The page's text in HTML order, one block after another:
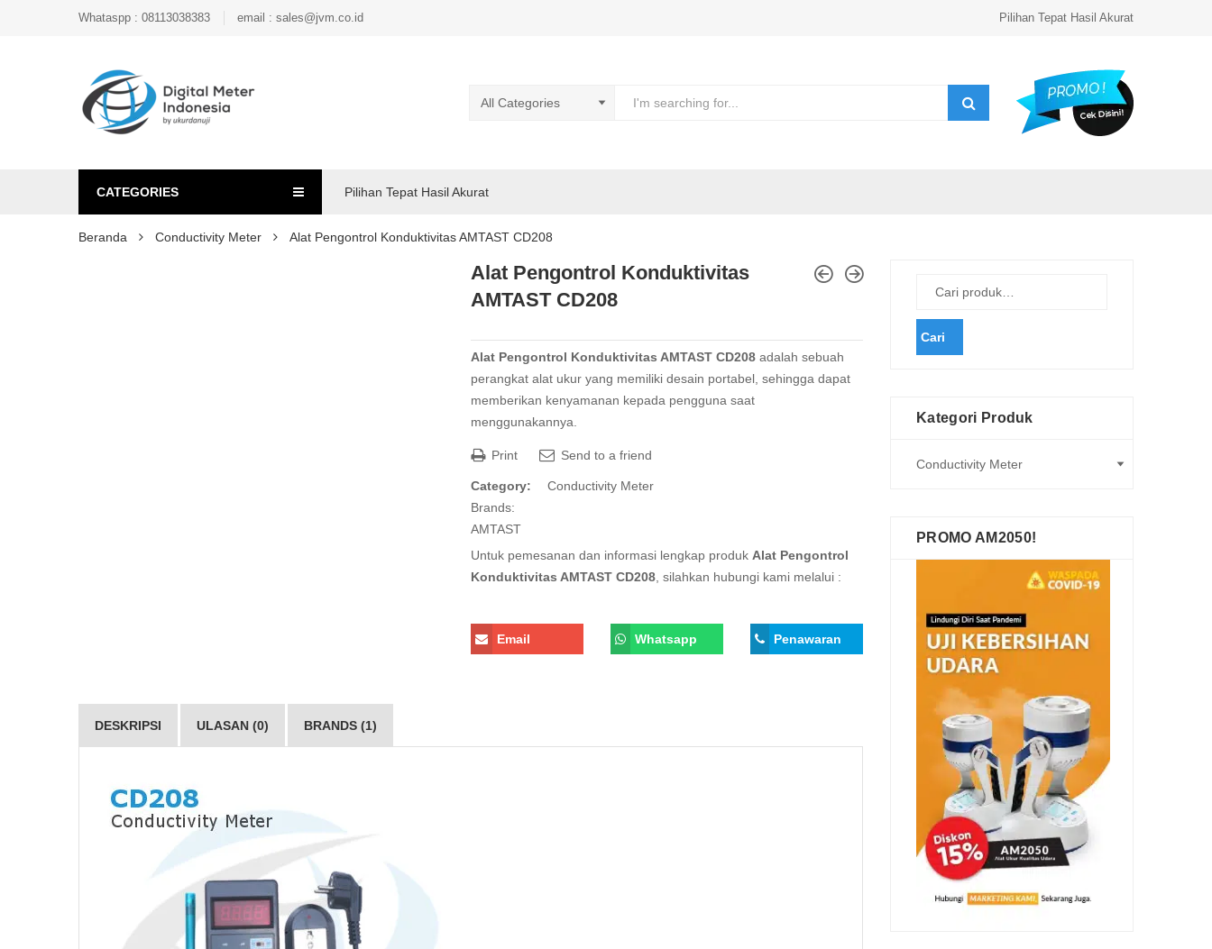
Whataspp : 08113038383 email : sales@jvm.co.id Pilihan Tepat Hasil Akurat
CATEGORIES Pilihan Tepat Hasil Akurat
Beranda Conductivity Meter Alat Pengontrol Konduktivitas AMTAST CD208
Alat Pengontrol Konduktivitas
AMTAST CD208
Alat Pengontrol Konduktivitas AMTAST CD208 adalah sebuah
perangkat alat ukur yang memiliki desain portabel, sehingga dapat
memberikan kenyamanan kepada pengguna saat
menggunakannya.
Print Send to a friend
Category:
Conductivity Meter
Brands:
AMTAST
Untuk pemesanan dan informasi lengkap produk Alat Pengontrol
Konduktivitas AMTAST CD208 , silahkan hubungi kami melalui :
Email Whatsapp Penawaran
DESKRIPSI ULASAN (0) BRANDS (1)
Cari
Kategori Produk
PROMO AM2050!